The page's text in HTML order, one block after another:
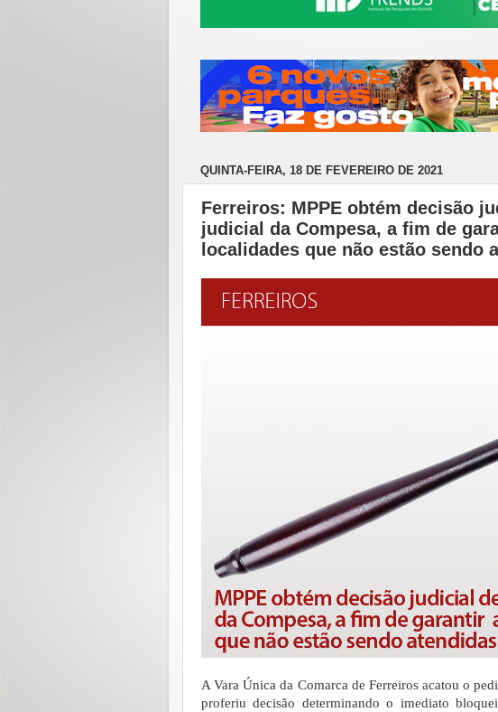
QUINTA-FEIRA, 18 DE FEVEREIRO DE 2021
Ferreiros: MPPE obtém decisão
judicial da Compesa, a fim de
localidades que não estão sendo
A Vara Única da Comarca de Ferreiros acatou o
proferiu decisão determinando o imediato